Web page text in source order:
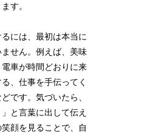
す。
には、最初は本当に
せん。例えば、美味
車が時間どおりに来
、仕事を手伝ってく
です。気づいたら、
と言葉に出して伝え
顔を見ることで、自